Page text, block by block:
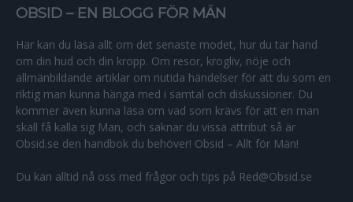
OBSID – EN BLOGG FÖR MÄN
Här kan du läsa allt om det senaste modet, hur du tar hand
om din hud och din kropp. Om resor, krogliv, nöje och
allmänbildande artiklar om nutida händelser för att du som en
riktig man kunna hänga med i samtal och diskussioner. Du
kommer även kunna läsa om vad som krävs för att en man
skall få kalla sig Man, och saknar du vissa attribut så är
Obsid.se den handbok du behöver! Obsid – Allt för Män!
Du kan alltid nå oss med frågor och tips på Red@Obsid.se